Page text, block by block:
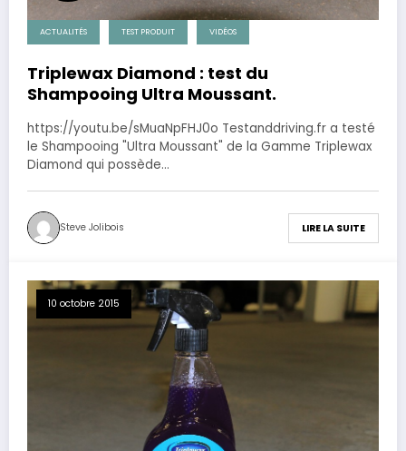
ACTUALITÉS TEST PRODUIT VIDÉOS
Triplewax Diamond : test du
Shampooing Ultra Moussant.
https://youtu.be/sMuaNpFHJ0o Testanddriving.fr a testé
le Shampooing "Ultra Moussant" de la Gamme Triplewax
Diamond qui possède…
Steve Jolibois LIRE LA SUITE
10 octobre 2015